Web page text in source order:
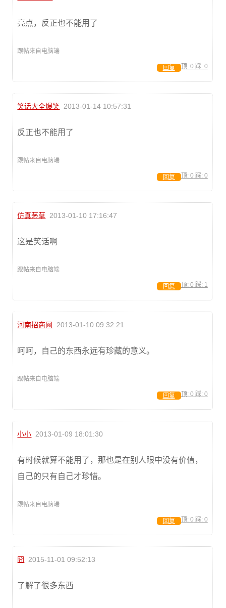
亮点，反正也不能用了
跟帖来自电脑端
顶: 0 踩: 0
回复
笑话大全爆笑 2013-01-14 10:57:31
反正也不能用了
跟帖来自电脑端
顶: 0 踩: 0
回复
仿真茅草 2013-01-10 17:16:47
这是笑话啊
跟帖来自电脑端
顶: 0 踩: 1
回复
河南招商网 2013-01-10 09:32:21
呵呵，自己的东西永远有珍藏的意义。
跟帖来自电脑端
顶: 0 踩: 0
回复
小小 2013-01-09 18:01:30
有时候就算不能用了，那也是在别人眼中没有价值，
自己的只有自己才珍惜。
跟帖来自电脑端
顶: 0 踩: 0
回复
囧 2015-11-01 09:52:13
了解了很多东西